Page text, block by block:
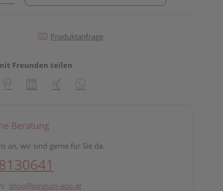
Produktanfrage
Freunden teilen
Beratung
an, wir sind gerne für Sie da.
shop@pinguin-apo.at